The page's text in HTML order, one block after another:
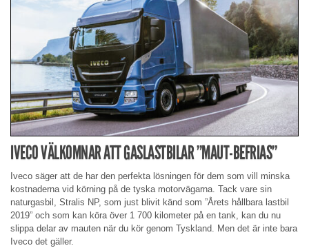
IVECO VÄLKOMNAR ATT GASLASTBILAR ”MAUT-BEFRIAS”
Iveco säger att de har den perfekta lösningen för dem som vill minska
kostnaderna vid körning på de tyska motorvägarna. Tack vare sin
naturgasbil, Stralis NP, som just blivit känd som ”Årets hållbara lastbil
2019” och som kan köra över 1 700 kilometer på en tank, kan du nu
slippa delar av mauten när du kör genom Tyskland. Men det är inte bara
Iveco det gäller.